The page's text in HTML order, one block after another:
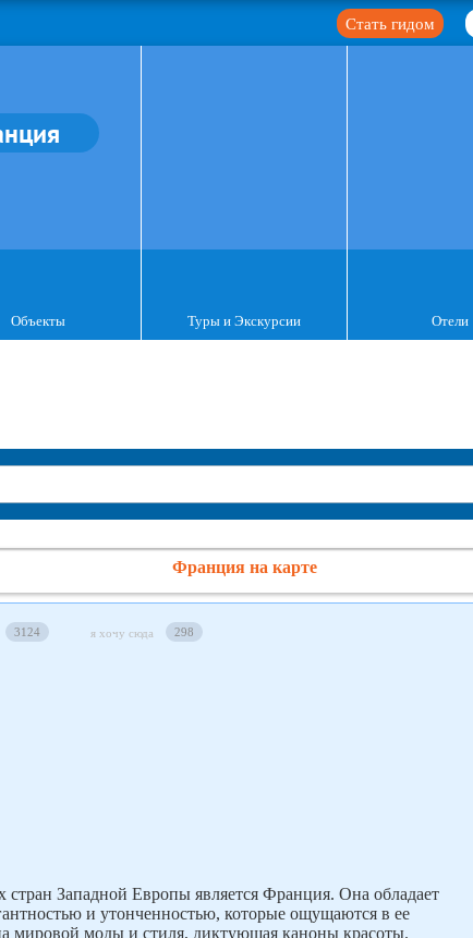
Стать гидом
Объекты Туры и Экскурсии Отели
Франция на карте
3124 я хочу сюда 298
Западной Европы является Франция. Она обладает
и утонченностью, которые ощущаются в ее
мировой моды и стиля, диктующая каноны красоты.